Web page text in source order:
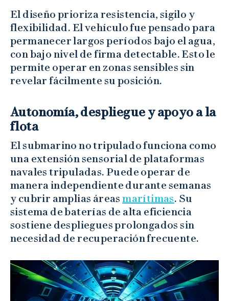
El diseño prioriza resistencia, sigilo y
flexibilidad. El vehículo fue pensado para
permanecer largos períodos bajo el agua,
con bajo nivel de firma detectable. Esto le
permite operar en zonas sensibles sin
revelar fácilmente su posición.
Autonomía, despliegue y apoyo a la
flota
El submarino no tripulado funciona como
una extensión sensorial de plataformas
navales tripuladas. Puede operar de
manera independiente durante semanas
y cubrir amplias áreasmarítimas. Su
sistema de baterías de alta eficiencia
sostiene despliegues prolongados sin
necesidad de recuperación frecuente.